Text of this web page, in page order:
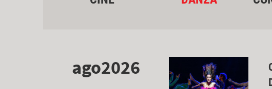
ago2026